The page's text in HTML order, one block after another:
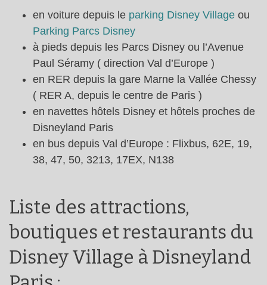
en voiture depuis le parking Disney Village ou
Parking Parcs Disney
à pieds depuis les Parcs Disney ou l’Avenue
Paul Séramy ( direction Val d’Europe )
en RER depuis la gare Marne la Vallée Chessy
( RER A, depuis le centre de Paris )
en navettes hôtels Disney et hôtels proches de
Disneyland Paris
en bus depuis Val d’Europe : Flixbus, 62E, 19,
38, 47, 50, 3213, 17EX, N138
Liste des attractions,
boutiques et restaurants du
Disney Village à Disneyland